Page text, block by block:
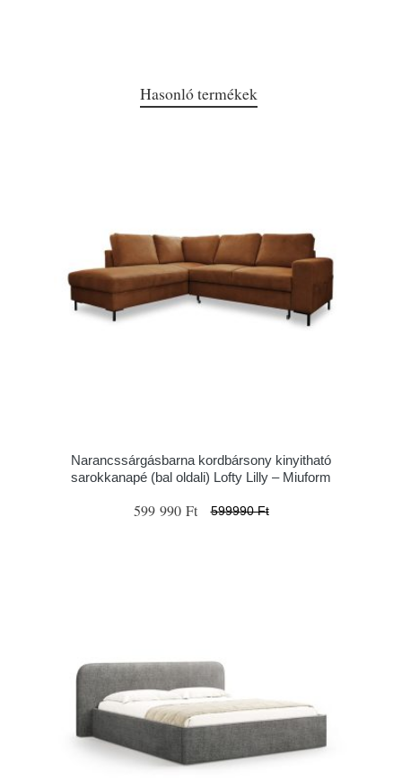
Hasonló termékek
Narancssárgásbarna kordbársony kinyitható
sarokkanapé (bal oldali) Lofty Lilly – Miuform
599 990 Ft 599990 Ft